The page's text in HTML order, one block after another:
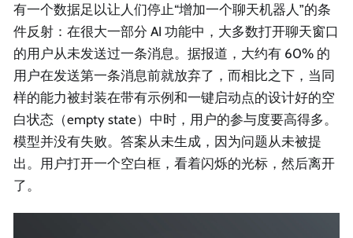
有一个数据足以让人们停止“增加一个聊天机器人”的条
件反射：在很大一部分 AI 功能中，大多数打开聊天窗口
的用户从未发送过一条消息。据报道，大约有 60% 的
用户在发送第一条消息前就放弃了，而相比之下，当同
样的能力被封装在带有示例和一键启动点的设计好的空
白状态（empty state）中时，用户的参与度要高得多。
模型并没有失败。答案从未生成，因为问题从未被提
出。用户打开一个空白框，看着闪烁的光标，然后离开
了。